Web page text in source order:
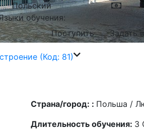
Польский
обучения:
Поступить
Задать
(Код: 81)
Страна/город: : Польша /
Длительность обучения: 3